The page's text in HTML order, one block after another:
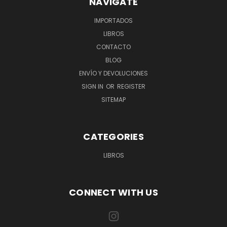
IMPORTADOS
LIBROS
CONTACTO
BLOG
ENVÍO Y DEVOLUCIONES
SIGN IN OR REGISTER
SITEMAP
CATEGORIES
LIBROS
CONNECT WITH US